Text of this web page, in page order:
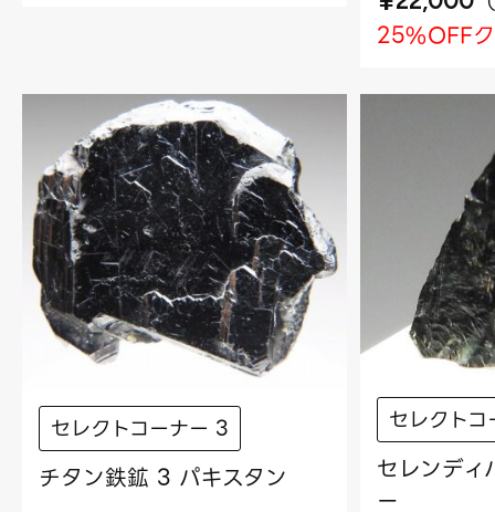
25%OFF
セレクトコーナー 3
チタン鉄鉱 3 パキスタン
セレクト
セレンデ
ー